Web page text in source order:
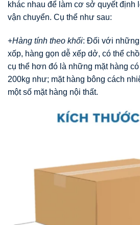
khác nhau để làm cơ sở quyết định
vận chuyển. Cụ thể như sau:
+Hàng tính theo khối: Đối với những
xốp, hàng gọn dễ xếp dở, có thể
cụ thể hơn đó là những mặt hàng
200kg như; mặt hàng bông cách
một số mặt hàng nội thất.